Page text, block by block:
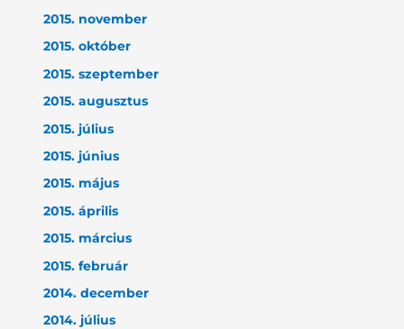
2015. november
2015. október
2015. szeptember
2015. augusztus
2015. július
2015. június
2015. május
2015. április
2015. március
2015. február
2014. december
2014. július